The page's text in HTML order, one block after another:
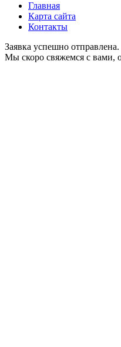
Главная
Карта сайта
Контакты
Заявка успешно отправлена.
Мы скоро свяжемся с вами,